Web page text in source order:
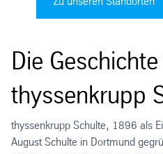
Die
thyssenkrupp
thyssenkrupp Schulte, 1896 als
August Schulte in Dortmund